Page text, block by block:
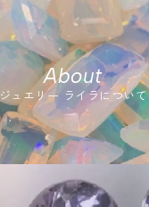
About
ジュエリー ライラについて